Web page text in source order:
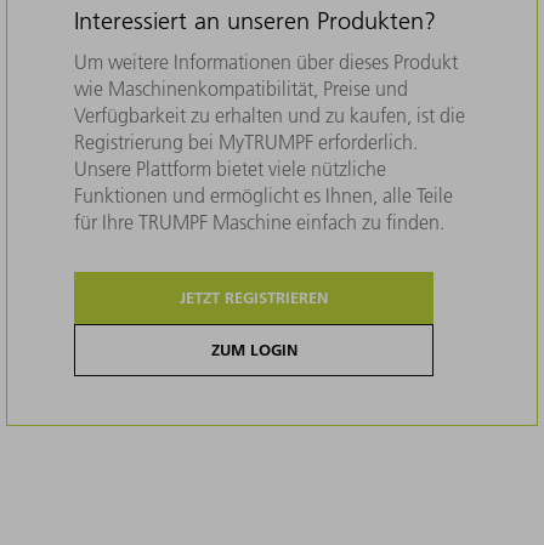
Interessiert an unseren Produkten?
Um weitere Informationen über dieses Produkt
wie Maschinenkompatibilität, Preise und
Verfügbarkeit zu erhalten und zu kaufen, ist die
Registrierung bei MyTRUMPF erforderlich.
Unsere Plattform bietet viele nützliche
Funktionen und ermöglicht es Ihnen, alle Teile
für Ihre TRUMPF Maschine einfach zu finden.
JETZT REGISTRIEREN
ZUM LOGIN